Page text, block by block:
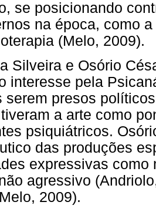
se posicionando
na época, como
(Melo, 2009).
Silveira e Osório
interesse pela
serem presos
a arte como
psiquiátricos.
das produções
expressivas como
agressivo
2009).